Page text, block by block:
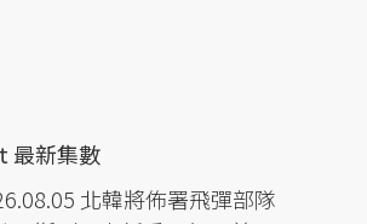
最新集數
北韓將佈署飛彈部隊